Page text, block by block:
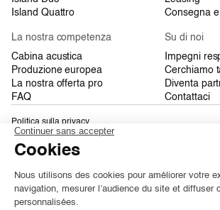
Island Quattro
Consegna
La nostra competenza
Cabina acustica
Produzione europea
La nostra offerta pro
FAQ
Su di noi
Impegni
Cerchiamo
Diventa
Contattaci
Politica sulla privacy
Condizioni Generali di Vendita
Mappa del sito